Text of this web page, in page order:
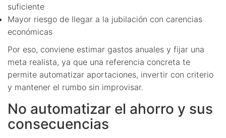
suficiente
Mayor riesgo de llegar a la jubilación con carencias
económicas
Por eso, conviene estimar gastos anuales y fijar una
meta realista, ya que una referencia concreta te
permite automatizar aportaciones, invertir con criterio
y mantener el rumbo sin improvisar.
No automatizar el ahorro y sus
consecuencias